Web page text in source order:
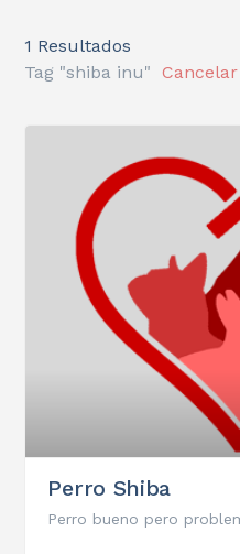
1 Resultados
Tag "shiba inu"
Cancelar
Perro Shiba
Perro bueno pero